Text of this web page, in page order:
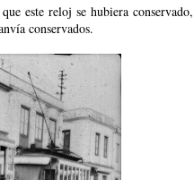
este reloj se hubiera conservado,
conservados.